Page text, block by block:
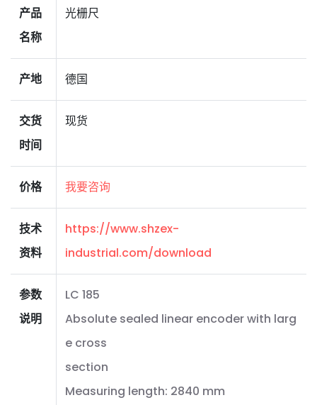
产品
名称
光栅尺
产地 德国
交货
时间
现货
价格 我要咨询
技术
资料
https://www.shzex-
industrial.com/download
参数
说明
LC 185
Absolute sealed linear encoder with larg
e cross
section
Measuring length: 2840 mm